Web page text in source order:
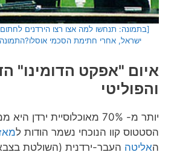
[בתמונה: תנחשו למה אצו רצו הירדנים
ישראל, אחרי חתימת הסכמי
איום "אפקט הדומינו"
והפוליטי
יותר מ- 70% מאוכלוסיית ירדן
הסטטוס קוו הנוכחי נשמר הודות ל
האליטה העבר-ירדנית (השולטת